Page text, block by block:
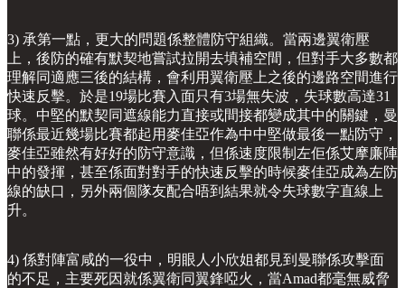
3) 承第一點，更大的問題係整體防守組織。當兩邊翼衛壓
上，後防的確有默契地嘗試拉開去填補空間，但對手大多數都
理解同適應三後的結構，會利用翼衛壓上之後的邊路空間進行
快速反擊。於是19場比賽入面只有3場無失波，失球數高達31
球。中堅的默契同遮線能力直接或間接都變成其中的關鍵，曼
聯係最近幾場比賽都起用麥佳亞作為中中堅做最後一點防守，
麥佳亞雖然有好好的防守意識，但係速度限制左佢係艾摩廉陣
中的發揮，甚至係面對對手的快速反擊的時候麥佳亞成為左防
線的缺口，另外兩個隊友配合唔到結果就令失球數字直線上
升。
4) 係對陣富咸的一役中，明眼人小欣姐都見到曼聯係攻擊面
的不足，主要死因就係翼衛同翼鋒啞火，當Amad都毫無威脅